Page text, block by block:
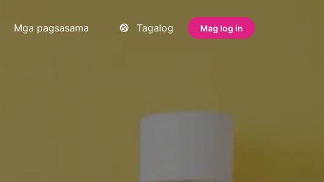
Mga pagsasama Tagalog Mag log in